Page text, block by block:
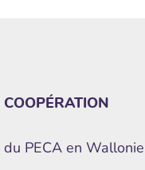
PECA en Wallonie